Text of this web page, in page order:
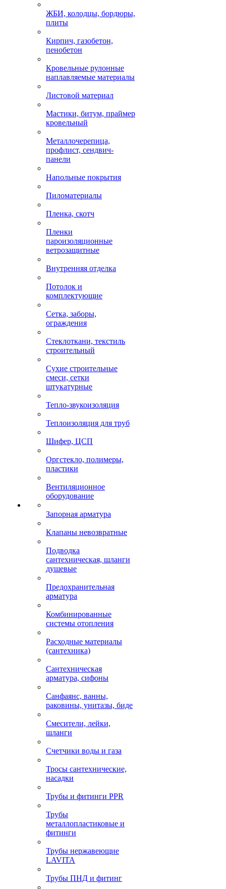
ЖБИ, колодцы, бордюры,
плиты
Кирпич, газобетон,
пенобетон
Кровельные рулонные
наплавляемые материалы
Листовой материал
Мастики, битум, праймер
кровельный
Металлочерепица,
профлист, сендвич-
панели
Напольные покрытия
Пиломатериалы
Пленка, скотч
Пленки
пароизоляционные
ветрозащитные
Внутренняя отделка
Потолок и
комплектующие
Сетка, заборы,
ограждения
Стеклоткани, текстиль
строительный
Сухие строительные
смеси, сетки
штукатурные
Тепло-звукоизоляция
Теплоизоляция для труб
Шифер, ЦСП
Оргстекло, полимеры,
пластики
Вентиляционное
оборудование
Запорная арматура
Клапаны невозвратные
Подводка
сантехническая, шланги
душевые
Предохранительная
арматура
Комбинированные
системы отопления
Расходные материалы
(сантехника)
Сантехническая
арматура, сифоны
Санфаянс, ванны,
раковины, унитазы, биде
Смесители, лейки,
шланги
Счетчики воды и газа
Тросы сантехнические,
насадки
Трубы и фитинги PPR
Трубы
металлопластиковые и
фитинги
Трубы нержавеющие
LAVITA
Трубы ПНД и фитинг